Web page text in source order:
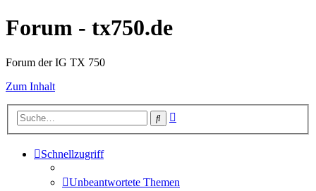
Forum - tx750.de
Forum der IG TX 750
Zum Inhalt
Suche
Schnellzugriff
Unbeantwortete Themen